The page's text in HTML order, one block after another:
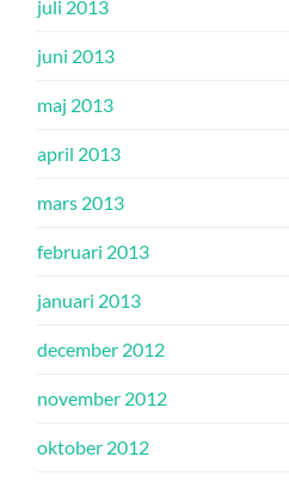
juli 2013
juni 2013
maj 2013
april 2013
mars 2013
februari 2013
januari 2013
december 2012
november 2012
oktober 2012